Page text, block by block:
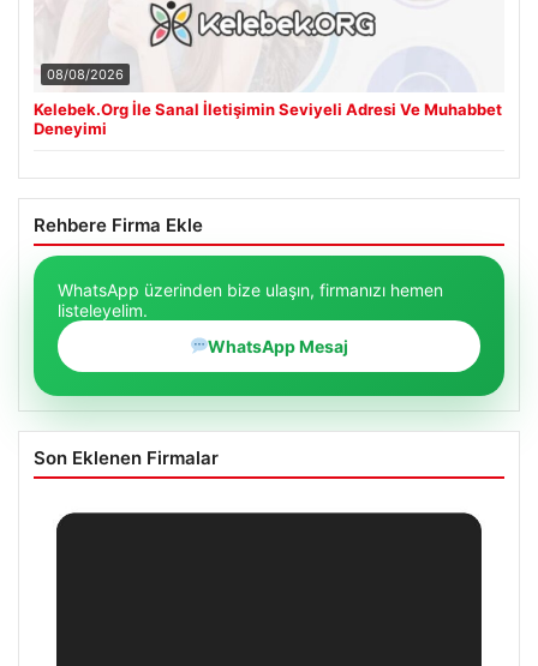
08/08/2026
Kelebek.Org İle Sanal İletişimin Seviyeli Adresi Ve Muhabbet
Deneyimi
Rehbere Firma Ekle
WhatsApp üzerinden bize ulaşın, firmanızı hemen
listeleyelim.
WhatsApp Mesaj
Son Eklenen Firmalar